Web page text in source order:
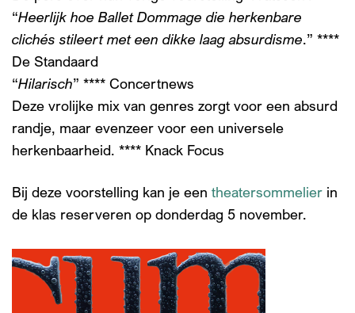
“Heerlijk hoe Ballet Dommage die herkenbare
clichés stileert met een dikke laag absurdisme.” ****
De Standaard
“Hilarisch” **** Concertnews
Deze vrolijke mix van genres zorgt voor een absurd
randje, maar evenzeer voor een universele
herkenbaarheid. **** Knack Focus
Bij deze voorstelling kan je een theatersommelier in
de klas reserveren op donderdag 5 november.